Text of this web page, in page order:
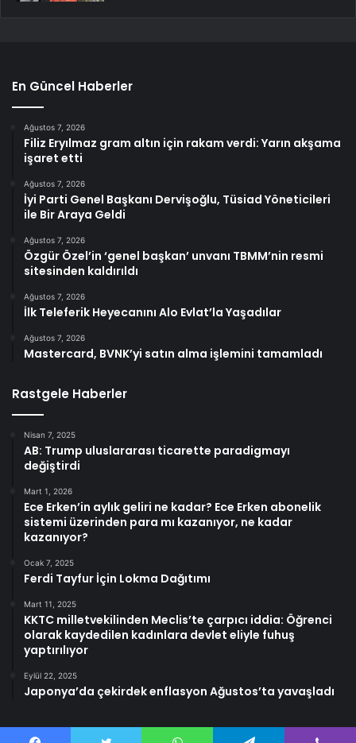
En Güncel Haberler
Ağustos 7, 2026
Filiz Eryılmaz gram altın için rakam verdi: Yarın akşama
işaret etti
Ağustos 7, 2026
İyi Parti Genel Başkanı Dervişoğlu, Tüsiad Yöneticileri
ile Bir Araya Geldi
Ağustos 7, 2026
Özgür Özel’in ‘genel başkan’ unvanı TBMM’nin resmi
sitesinden kaldırıldı
Ağustos 7, 2026
İlk Teleferik Heyecanını Alo Evlat’la Yaşadılar
Ağustos 7, 2026
Mastercard, BVNK’yi satın alma işlemini tamamladı
Rastgele Haberler
Nisan 7, 2025
AB: Trump uluslararası ticarette paradigmayı
değiştirdi
Mart 1, 2026
Ece Erken’in aylık geliri ne kadar? Ece Erken abonelik
sistemi üzerinden para mı kazanıyor, ne kadar
kazanıyor?
Ocak 7, 2025
Ferdi Tayfur İçin Lokma Dağıtımı
Mart 11, 2025
KKTC milletvekilinden Meclis’te çarpıcı iddia: Öğrenci
olarak kaydedilen kadınlara devlet eliyle fuhuş
yaptırılıyor
Eylül 22, 2025
Japonya’da çekirdek enflasyon Ağustos’ta yavaşladı